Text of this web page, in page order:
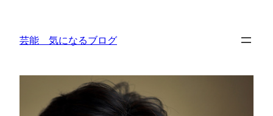
芸能 気になるブログ